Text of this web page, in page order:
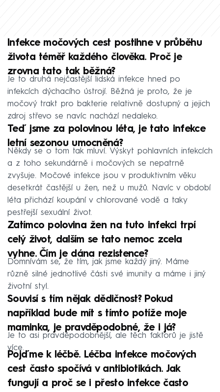
Infekce močových cest postihne v průběhu
života téměř každého člověka. Proč je
zrovna tato tak běžná?
Je to druhá nejčastější lidská infekce hned po
infekcích dýchacího ústrojí. Běžná je proto, že je
močový trakt pro bakterie relativně dostupný a jejich
zdroj střevo se navíc nachází nedaleko.
Teď jsme za polovinou léta, je tato infekce
letní sezonou umocněná?
Někdy se o tom tak mluví. Výskyt pohlavních infekcích
a z toho sekundárně i močových se nepatrně
zvyšuje. Močové infekce jsou v produktivním věku
desetkrát častější u žen, než u mužů. Navíc v období
léta přichází koupání v chlorované vodě a taky
pestřejší sexuální život.
Zatímco polovina žen na tuto infekci trpí
celý život, dalším se tato nemoc zcela
vyhne. Čím je dána rezistence?
Domnívám se, že tím, jak jsme každý jiný. Máme
různě silné jednotlivé části své imunity a máme i jiný
životní styl.
Souvisí s tím nějak dědičnost? Pokud
například bude mít s tímto potíže moje
maminka, je pravděpodobné, že i já?
Je to asi pravděpodobnější, ale těch faktorů je jistě
více.
Pojďme k léčbě. Léčba infekce močových
cest často spočívá v antibiotikách. Jak
fungují a proč se i přesto infekce často